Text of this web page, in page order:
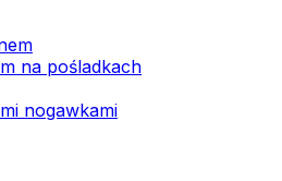
na pośladkach
nogawkami